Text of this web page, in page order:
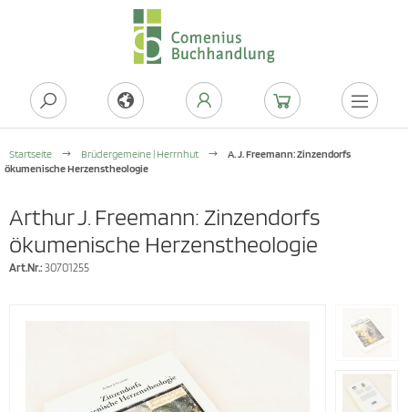
Startseite Brüdergemeine | Herrnhut
A. J. Freemann: Zinzendorfs
ökumenische Herzenstheologie
Arthur J. Freemann: Zinzendorfs
ökumenische Herzenstheologie
Art.Nr.: 30701255